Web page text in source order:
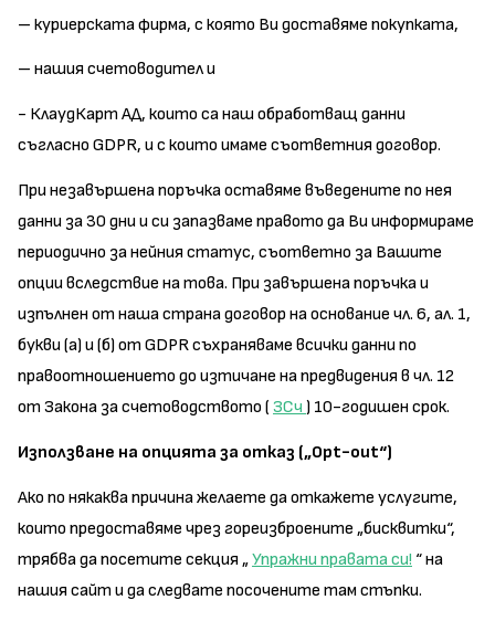
– куриерската фирма, с която Ви доставяме покупката,
– нашия счетоводител и
- КлаудКарт АД, които са наш обработващ данни
съгласно GDPR, и с които имаме съответния договор.
При незавършена поръчка оставяме въведените по нея
данни за 30 дни и си запазваме правото да Ви информираме
периодично за нейния статус, съответно за Вашите
опции вследствие на това. При завършена поръчка и
изпълнен от наша страна договор на основание чл. 6, ал. 1,
букви (а) и (б) от GDPR съхраняваме всички данни по
правоотношението до изтичане на предвидения в чл. 12
от Закона за счетоводството ( ЗСч ) 10-годишен срок.
Използване на опцията за отказ („Opt-out“)
Ако по някаква причина желаете да откажете услугите,
които предоставяме чрез гореизброените „бисквитки“,
трябва да посетите секция „Упражни правата си! “ на
нашия сайт и да следвате посочените там стъпки.